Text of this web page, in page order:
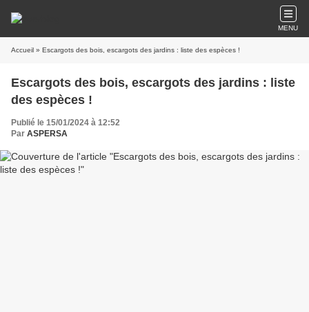
MENU
Accueil » Escargots des bois, escargots des jardins : liste des espèces !
Escargots des bois, escargots des jardins : liste
des espèces !
Publié le 15/01/2024 à 12:52
Par ASPERSA